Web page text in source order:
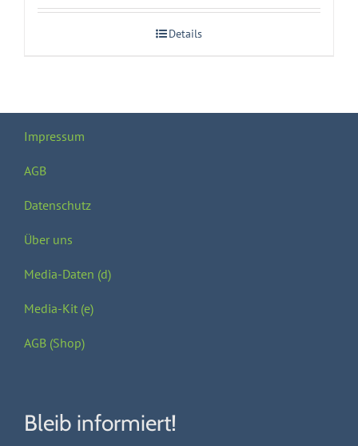
Details
Impressum
AGB
Datenschutz
Über uns
Media-Daten (d)
Media-Kit (e)
AGB (Shop)
Bleib informiert!